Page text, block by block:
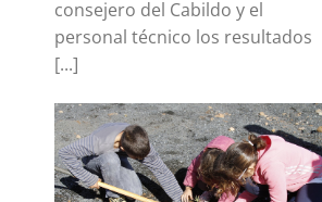
consejero del Cabildo y el
personal técnico los resultados
[...]